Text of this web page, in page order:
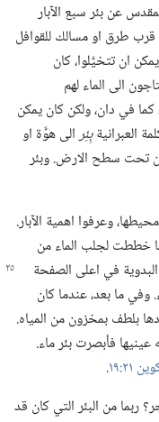
عن بئر سبع الآبار
قرب طرق او مسالك للقوافل
ان تتخيَّلوا،‏ كان
الى الماء لهم
كما في دان،‏ ولكن كان يمكن
العبرانيةبِئِرالى هوَّة او
تحت سطح الارض.‏ وبئر
وعرفوا اهمية الآبار.‏
خططت لجلب الماء من
في اعلى الصفحة
ما بعد،‏ عندما كان
بلطف بمخزون من المياه.‏
فأبصرت بئر ماء.‏
٢١:‏١٩
‏.‏
ربما من البئر التي كان قد